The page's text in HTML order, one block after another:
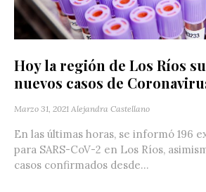
Hoy la región de Los Ríos
nuevos casos de
Marzo 31, 2021 Alejandra Castellano
En las últimas horas, se informó 196
para SARS-CoV-2 en Los Ríos,
casos confirmados desde...